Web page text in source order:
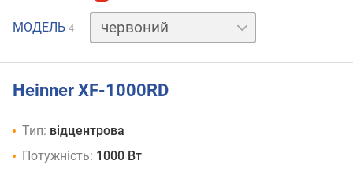
МОДЕЛЬ 4
нержавіюча
Heinner XF-1000RD
Тип: відцентрова
Потужність: 1000 Вт